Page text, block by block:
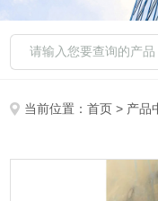
当前位置：首页 > 产品